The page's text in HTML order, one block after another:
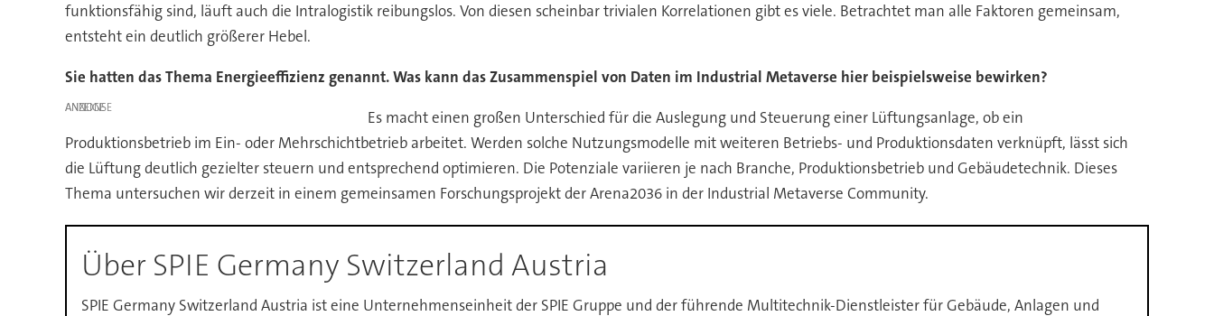
funktionsfähig sind, läuft auch die Intralogistik reibungslos. Von diesen scheinbar trivialen Korrelationen gibt es viele. Betrachtet man alle Faktoren gemeinsam,
entsteht ein deutlich größerer Hebel.
Sie hatten das Thema Energieeffizienz genannt. Was kann das Zusammenspiel von Daten im Industrial Metaverse hier beispielsweise bewirken?
ANZEIGE
Es macht einen großen Unterschied für die Auslegung und Steuerung einer Lüftungsanlage, ob ein
Produktionsbetrieb im Ein- oder Mehrschichtbetrieb arbeitet. Werden solche Nutzungsmodelle mit weiteren Betriebs- und Produktionsdaten verknüpft, lässt sich
die Lüftung deutlich gezielter steuern und entsprechend optimieren. Die Potenziale variieren je nach Branche, Produktionsbetrieb und Gebäudetechnik. Dieses
Thema untersuchen wir derzeit in einem gemeinsamen Forschungsprojekt der Arena2036 in der Industrial Metaverse Community.
Über SPIE Germany Switzerland Austria
SPIE Germany Switzerland Austria ist eine Unternehmenseinheit der SPIE Gruppe und der führende Multitechnik-Dienstleister für Gebäude, Anlagen und